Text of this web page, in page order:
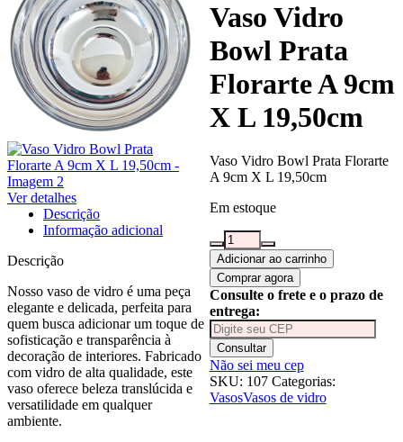
Ver detalhes
Vaso Vidro
Bowl Prata
Florarte A 9cm
X L 19,50cm
Vaso Vidro Bowl Prata Florarte
A 9cm X L 19,50cm
Em estoque
Vaso
Vidro
Bowl
Prata
Florarte
A
9cm
X
L
19,50cm
quantidade
Adicionar ao carrinho
Comprar agora
Consulte o frete e o prazo de
entrega:
Consultar
Não sei meu cep
SKU: 107 Categorias:
VasosVasos de vidro
Descrição
Informação adicional
Descrição
Nosso vaso de vidro é uma peça
elegante e delicada, perfeita para
quem busca adicionar um toque de
sofisticação e transparência à
decoração de interiores. Fabricado
com vidro de alta qualidade, este
vaso oferece beleza translúcida e
versatilidade em qualquer
ambiente.